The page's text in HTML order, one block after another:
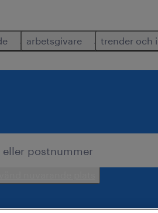
arbetsgivare trender och